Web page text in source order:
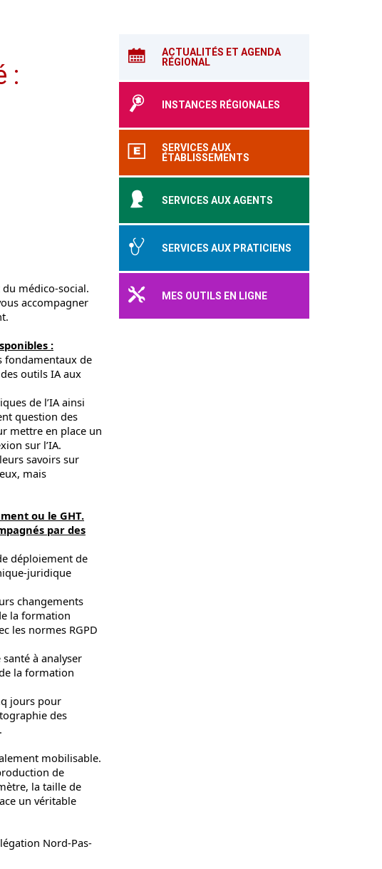
ACTUALITÉS ET AGENDA
RÉGIONAL
INSTANCES RÉGIONALES
SERVICES AUX
ÉTABLISSEMENTS
SERVICES AUX AGENTS
SERVICES AUX PRATICIENS
MES OUTILS EN LIGNE
:
médico-social.
accompagner
:
fondamentaux de
outils IA aux
de l’IA ainsi
question des
mettre en place un
sur l’IA.
savoirs sur
mais
ou le GHT.
par des
déploiement de
juridique
changements
la formation
les normes RGPD
à analyser
la formation
jours pour
des
mobilisable.
de
la taille de
un véritable
Nord-Pas-